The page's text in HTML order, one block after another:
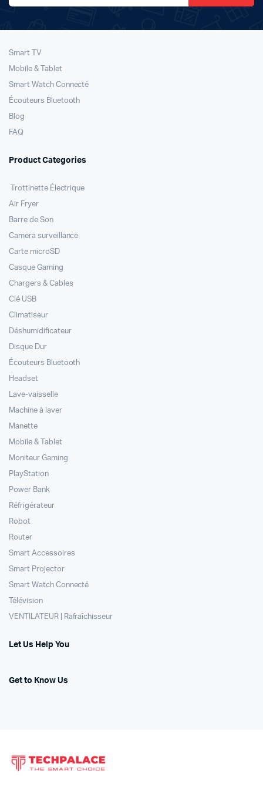
Smart TV
Mobile & Tablet
Smart Watch Connecté
Écouteurs Bluetooth
Blog
FAQ
Product Categories
Trottinette Électrique
Air Fryer
Barre de Son
Camera surveillance
Carte microSD
Casque Gaming
Chargers & Cables
Clé USB
Climatiseur
Déshumidificateur
Disque Dur
Écouteurs Bluetooth
Headset
Lave-vaisselle
Machine à laver
Manette
Mobile & Tablet
Moniteur Gaming
PlayStation
Power Bank
Réfrigérateur
Robot
Router
Smart Accessoires
Smart Projector
Smart Watch Connecté
Télévision
VENTILATEUR | Rafraîchisseur
Let Us Help You
Get to Know Us